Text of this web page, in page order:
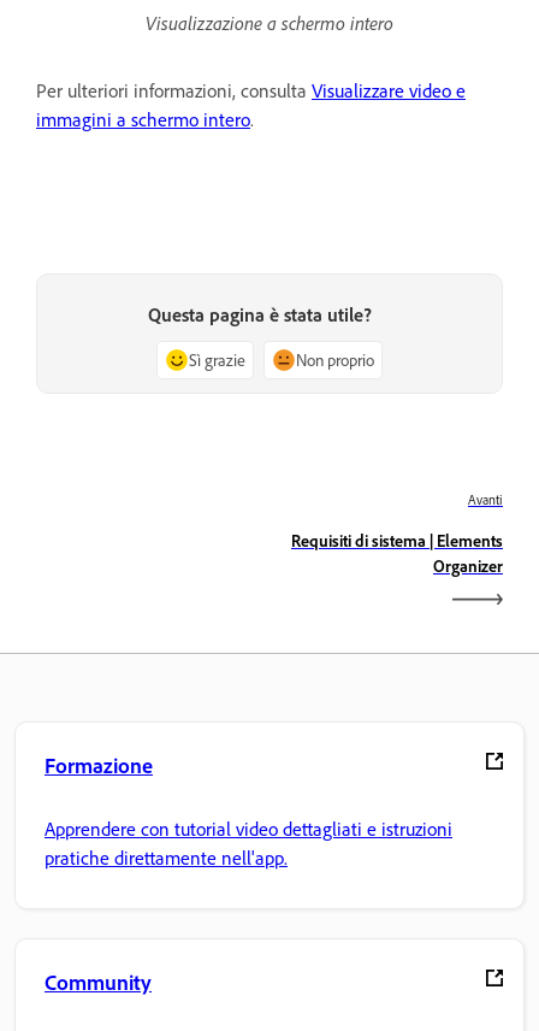
Visualizzazione a schermo intero
Per ulteriori informazioni, consulta Visualizzare video e
immagini a schermo intero.
Questa pagina è stata utile?
Sì grazie Non proprio
Avanti
Requisiti di sistema | Elements
Organizer
Formazione
Apprendere con tutorial video dettagliati e istruzioni
pratiche direttamente nell'app.
Community